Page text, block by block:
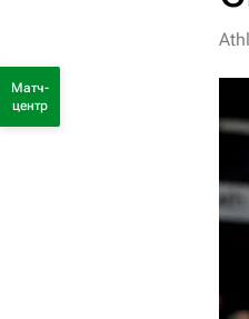
Матч-
центр